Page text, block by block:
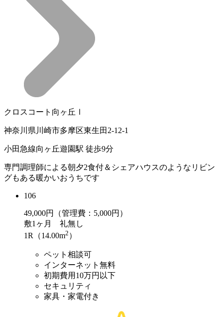
クロスコート向ヶ丘Ⅰ
神奈川県川崎市多摩区東生田2-12-1
小田急線向ヶ丘遊園駅 徒歩9分
専門調理師による朝夕2食付＆シェアハウスのようなリビン
グもある暖かいおうちです
106
49,000円（管理費：5,000円）
敷1ヶ月 礼無し
1R（14.00m2 ）
ペット相談可
インターネット無料
初期費用10万円以下
セキュリティ
家具・家電付き